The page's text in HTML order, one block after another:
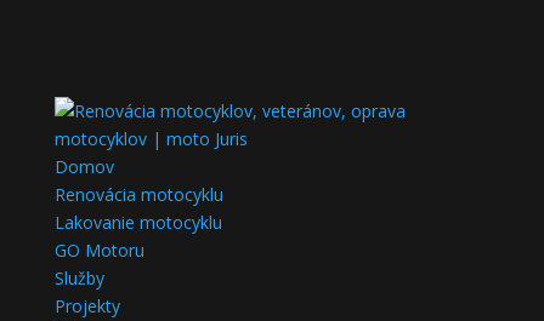
Domov
Renovácia motocyklu
Lakovanie motocyklu
GO Motoru
Služby
Projekty